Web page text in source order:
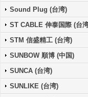
Sound Plug (台湾)
ST CABLE 伸泰国際 (台
STM 信盛精工 (台湾)
SUNBOW 順博 (中国)
SUNCA (台湾)
SUNLIKE (台湾)